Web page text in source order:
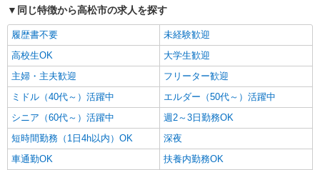
同じ特徴から高松市の求人を探す
履歴書不要
未経験歓迎
高校生OK
大学生歓迎
主婦・主夫歓迎
フリーター歓迎
ミドル（40代～）活躍中
エルダー（50代～）活躍中
シニア（60代～）活躍中
週2～3日勤務OK
短時間勤務（1日4h以内）OK
深夜
車通勤OK
扶養内勤務OK